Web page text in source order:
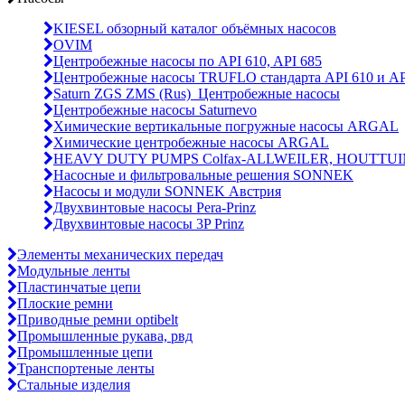
KIESEL обзорный каталог объёмных насосов
OVIM
Центробежные насосы по API 610, API 685
Центробежные насосы TRUFLO стандарта API 610 и
Saturn ZGS ZMS (Rus)_Центробежные насосы
Центробежные насосы Saturnevo
Химические вертикальные погружные насосы ARGAL
Химические центробежные насосы ARGAL
HEAVY DUTY PUMPS Colfax-ALLWEILER,
Насосные и фильтровальные решения SONNEK
Насосы и модули SONNEK Австрия
Двухвинтовые насосы Pera-Prinz
Двухвинтовые насосы 3P Prinz
Элементы механических передач
Модульные ленты
Пластинчатые цепи
Плоские ремни
Приводные ремни optibelt
Промышленные рукава, рвд
Промышленные цепи
Транспортеные ленты
Стальные изделия